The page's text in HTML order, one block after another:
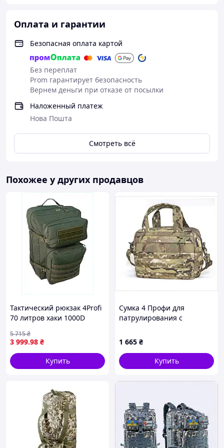
интенсивного использования.
Это не просто сумка, а ваш крепкий союзник в любых
ситуациях.
Этот тактический военный рюкзак создан для того,
чтобы вы чувствовались уверенно и готовы к любым
вызовам.
Оплата и гарантии
Безопасная оплата картой
Без переплат
Prom гарантирует безопасность
Вернем деньги при отказе от посылки
Наложенный платеж
Нова Пошта
Смотреть всё
Похожее у других продавцов
Тактический рюкзак 4Profi
70 литров хаки 1000D
3 999.98 ₴
5 715₴
Купить
Сумка 4 Профи для
патрулирования с
T8K685K606
1 665 ₴
Купить